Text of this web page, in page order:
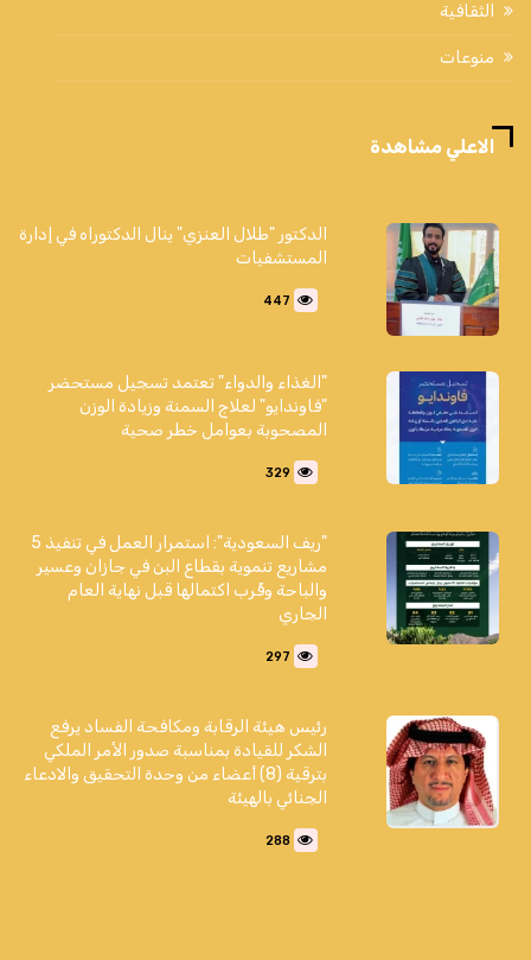
الثقافية
منوعات
الاعلي مشاهدة
الدكتور "طلال العنزي" ينال الدكتوراه في إدارة
المستشفيات
447
"الغذاء والدواء" تعتمد تسجيل مستحضر
"فاوندايو" لعلاج السمنة وزيادة الوزن
المصحوبة بعوامل خطر صحية
329
"ريف السعودية": استمرار العمل في تنفيذ 5
مشاريع تنموية بقطاع البن في جازان وعسير
والباحة وقُرب اكتمالها قبل نهاية العام
الجاري
297
رئيس هيئة الرقابة ومكافحة الفساد يرفع
الشكر للقيادة بمناسبة صدور الأمر الملكي
بترقية (8) أعضاء من وحدة التحقيق والادعاء
الجنائي بالهيئة
288